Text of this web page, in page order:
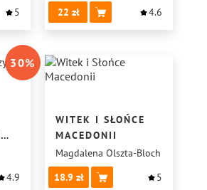
5 22 4.6
30%
4.9
WITEK I SŁOŃCE
MACEDONII
Magdalena Olszta-Bloch
18.9
5